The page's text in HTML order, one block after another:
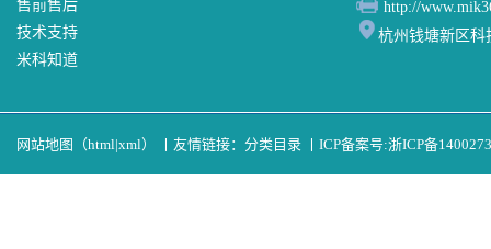
售前售后
技术支持
米科知道
http://
杭州钱塘新区科
网站地图（html|xml） 丨 友情链接： 分类目录 丨 ICP备案号:浙ICP备